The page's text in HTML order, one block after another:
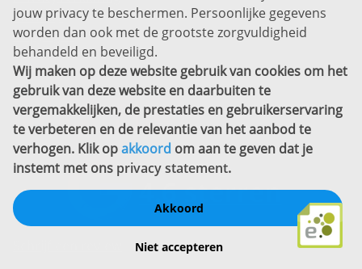
Sitemap
Copyright
Bekijk ook eens
jouw privacy te beschermen. Persoonlijke gegevens
worden dan ook met de grootste zorgvuldigheid
behandeld en beveiligd.
Wij maken op deze website gebruik van cookies om het
gebruik van deze website en daarbuiten te
vergemakkelijken, de prestaties en gebruikerservaring
te verbeteren en de relevantie van het aanbod te
verhogen. Klik opakkoord om aan te geven dat je
instemt met ons privacy statement.
Akkoord
Niet accepteren